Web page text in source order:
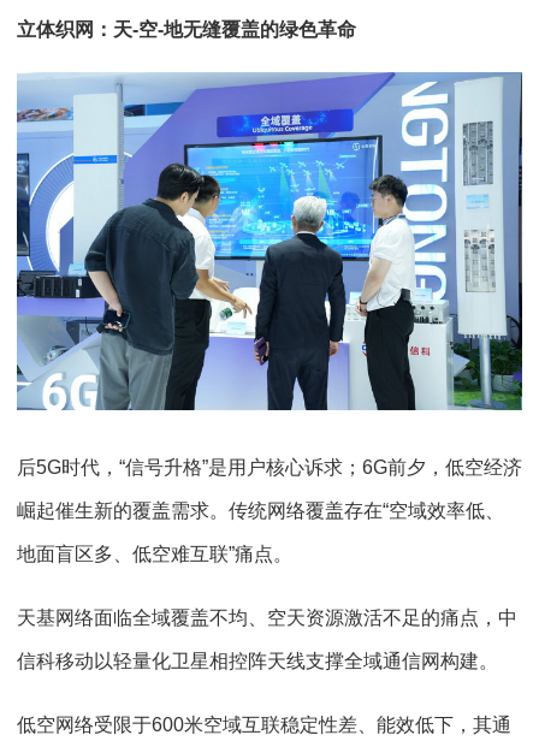
立体织网：天-空-地无缝覆盖的绿色革命
后5G时代，“信号升格”是用户核心诉求；6G前夕，低空经济
崛起催生新的覆盖需求。传统网络覆盖存在“空域效率低、
地面盲区多、低空难互联”痛点。
天基网络面临全域覆盖不均、空天资源激活不足的痛点，中
信科移动以轻量化卫星相控阵天线支撑全域通信网构建。
低空网络受限于600米空域互联稳定性差、能效低下，其通